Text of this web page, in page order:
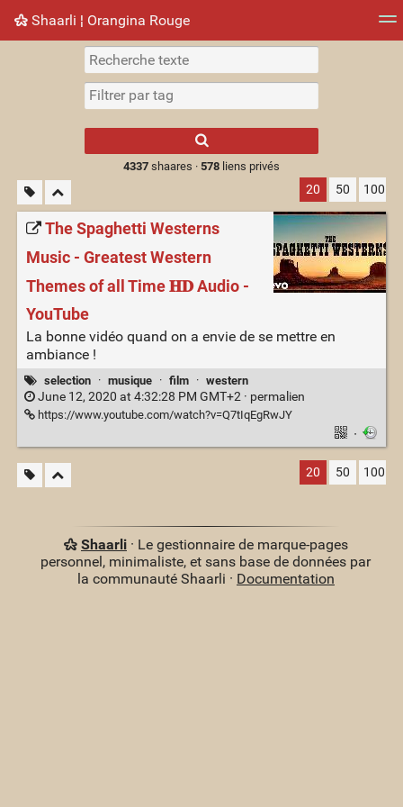
Shaarli ¦ Orangina Rouge
Nuage de tags Mur d'images
results.
4337shaares · 578liens privés
20 50 100
The Spaghetti Westerns
Music - Greatest Western
Themes of all Time 𝐇𝐃 Audio -
YouTube
La bonne vidéo quand on a envie de se mettre en
ambiance !
selection · musique · film · western
June 12, 2020 at 4:32:28 PM GMT+2 · permalien
https://www.youtube.com/watch?v=Q7tIqEgRwJY
·
20 50 100
Shaarli· Le gestionnaire de marque-pages
personnel, minimaliste, et sans base de données par
la communauté Shaarli · Documentation